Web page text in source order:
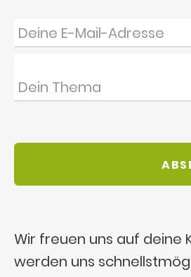
Wir freuen uns auf deine
werden uns